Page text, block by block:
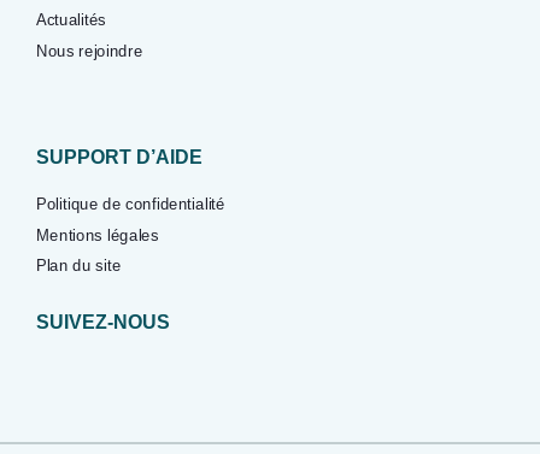
Actualités
Nous rejoindre
SUPPORT D’AIDE
Politique de confidentialité
Mentions légales
Plan du site
SUIVEZ-NOUS